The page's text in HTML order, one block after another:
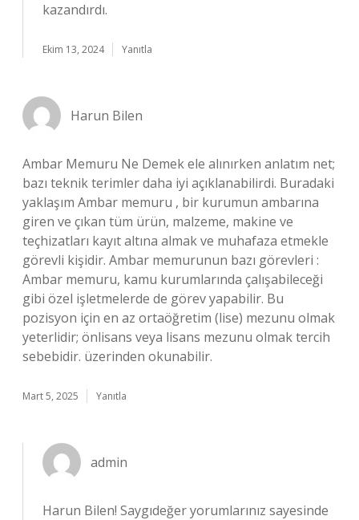
kazandırdı.
Ekim 13, 2024 Yanıtla
Harun Bilen
Ambar Memuru Ne Demek ele alınırken anlatım net;
bazı teknik terimler daha iyi açıklanabilirdi. Buradaki
yaklaşım Ambar memuru , bir kurumun ambarına
giren ve çıkan tüm ürün, malzeme, makine ve
teçhizatları kayıt altına almak ve muhafaza etmekle
görevli kişidir. Ambar memurunun bazı görevleri :
Ambar memuru, kamu kurumlarında çalışabileceği
gibi özel işletmelerde de görev yapabilir. Bu
pozisyon için en az ortaöğretim (lise) mezunu olmak
yeterlidir; önlisans veya lisans mezunu olmak tercih
sebebidir. üzerinden okunabilir.
Mart 5, 2025 Yanıtla
admin
Harun Bilen! Saygıdeğer yorumlarınız sayesinde